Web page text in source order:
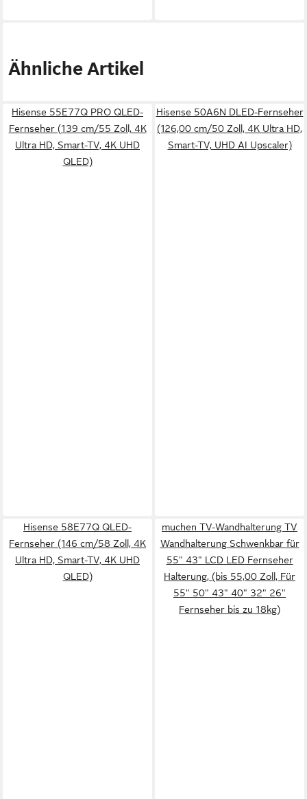
Ähnliche Artikel
Hisense 55E77Q PRO QLED-
Fernseher (139 cm/55 Zoll, 4K
Ultra HD, Smart-TV, 4K UHD
QLED)
Hisense 50A6N DLED-Fernseher
(126,00 cm/50 Zoll, 4K Ultra HD,
Smart-TV, UHD AI Upscaler)
Hisense 58E77Q QLED-
Fernseher (146 cm/58 Zoll, 4K
Ultra HD, Smart-TV, 4K UHD
QLED)
muchen TV-Wandhalterung TV
Wandhalterung Schwenkbar für
55" 43" LCD LED Fernseher
Halterung, (bis 55,00 Zoll, Für
55" 50" 43" 40" 32" 26"
Fernseher bis zu 18kg)